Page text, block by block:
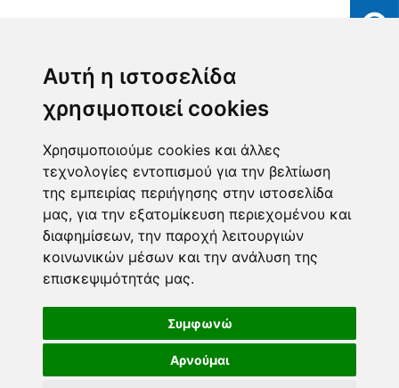
Αυτή η ιστοσελίδα
χρησιμοποιεί cookies
Χρησιμοποιούμε cookies και άλλες
τεχνολογίες εντοπισμού για την βελτίωση
της εμπειρίας περιήγησης στην ιστοσελίδα
μας, για την εξατομίκευση περιεχομένου και
διαφημίσεων, την παροχή λειτουργιών
κοινωνικών μέσων και την ανάλυση της
επισκεψιμότητάς μας.
Συμφωνώ
Αρνούμαι